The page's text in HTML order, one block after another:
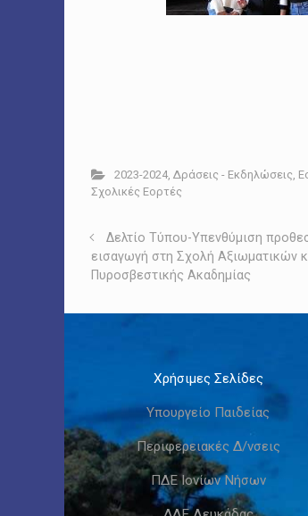
2023-2024, Δράσεις - Εκδηλώσεις
Σχολικές Εορτές
Δελτίο Τύπου-Υπενθύμιση
εισαγωγή στη Σχολή Αξιωματικών
Πυροσβεστικής Ακαδημίας
Χρήσιμες Σελίδες
Υπουργείο Παιδείας
Περιφερειακές Δ/νσεις
ΠΔΕ Ιονίων Νήσων